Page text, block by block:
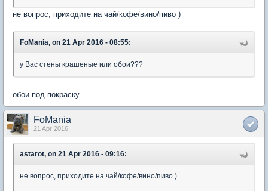
не вопрос, приходите на чай/кофе/вино/пиво )
FoMania, on 21 Apr 2016 - 08:55:
у Вас стены крашеные или обои???
обои под покраску
FoMania
21 Apr 2016
astarot, on 21 Apr 2016 - 09:16:
не вопрос, приходите на чай/кофе/вино/пиво )